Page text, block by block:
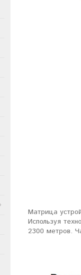
Матрица
Используя
2300 метров.